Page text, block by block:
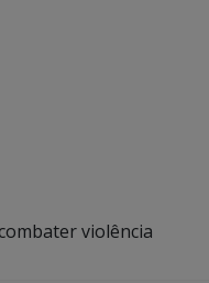
violência